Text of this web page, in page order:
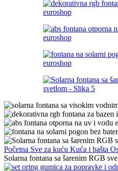
Početna Sve za kuću Kuća i bašta
Solarna fontana sa šarenim RGB